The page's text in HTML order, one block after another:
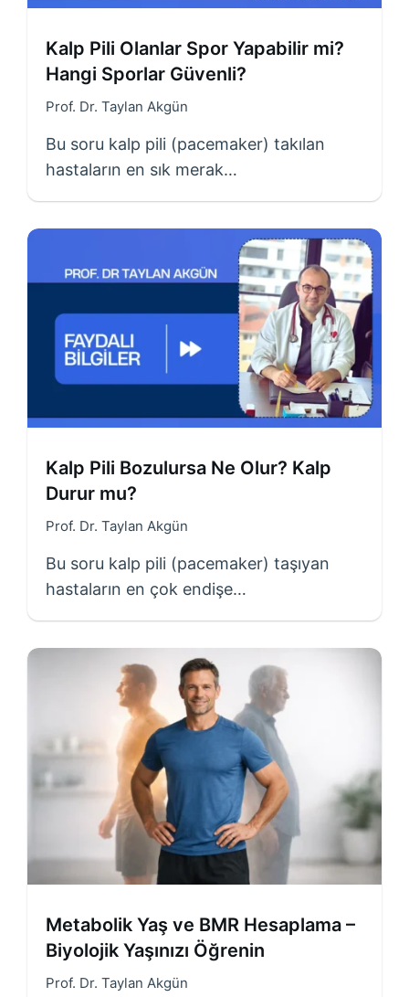
Kalp Pili Olanlar Spor Yapabilir mi?
Hangi Sporlar Güvenli?
Prof. Dr. Taylan Akgün
Bu soru kalp pili (pacemaker) takılan
hastaların en sık merak…
Kalp Pili Bozulursa Ne Olur? Kalp
Durur mu?
Prof. Dr. Taylan Akgün
Bu soru kalp pili (pacemaker) taşıyan
hastaların en çok endişe…
Metabolik Yaş ve BMR Hesaplama –
Biyolojik Yaşınızı Öğrenin
Prof. Dr. Taylan Akgün